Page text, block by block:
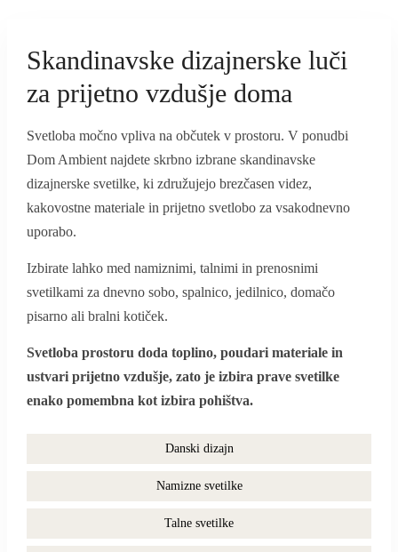
Skandinavske dizajnerske luči
za prijetno vzdušje doma
Svetloba močno vpliva na občutek v prostoru. V ponudbi
Dom Ambient najdete skrbno izbrane skandinavske
dizajnerske svetilke, ki združujejo brezčasen videz,
kakovostne materiale in prijetno svetlobo za vsakodnevno
uporabo.
Izbirate lahko med namiznimi, talnimi in prenosnimi
svetilkami za dnevno sobo, spalnico, jedilnico, domačo
pisarno ali bralni kotiček.
Svetloba prostoru doda toplino, poudari materiale in
ustvari prijetno vzdušje, zato je izbira prave svetilke
enako pomembna kot izbira pohištva.
Danski dizajn
Namizne svetilke
Talne svetilke